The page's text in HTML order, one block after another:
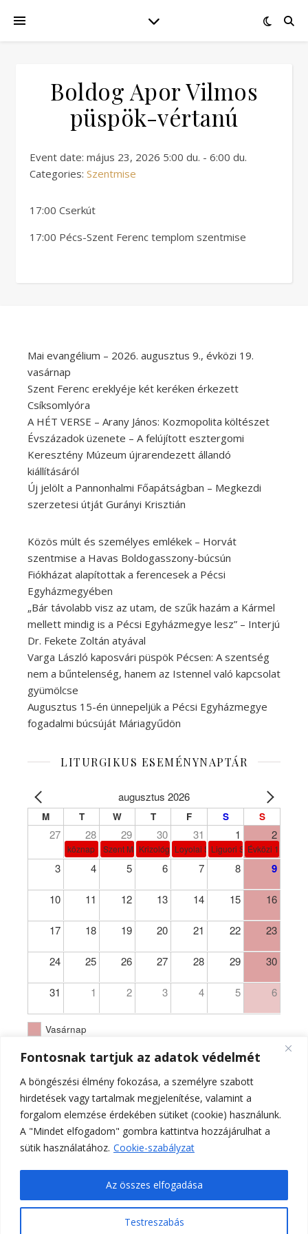
Fontosnak tartjuk az adatok védelmét
A böngészési élmény fokozása, a személyre szabott
hirdetések vagy tartalmak megjelenítése, valamint a
forgalom elemzése érdekében sütiket (cookie) használunk.
A "Mindet elfogadom" gombra kattintva hozzájárulhat a
sütik használatához. Cookie-szabályzat
Testreszabás
Az összes elfogadása
Boldog Apor Vilmos
püspök-vértanú
Event date: május 23, 2026 5:00 du. - 6:00 du.
Categories: Szentmise
17:00 Cserkút
17:00 Pécs-Szent Ferenc templom szentmise
Mai evangélium – 2026. augusztus 9., évközi 19.
vasárnap
Szent Ferenc ereklyéje két keréken érkezett
Csíksomlyóra
A HÉT VERSE – Arany János: Kozmopolita költészet
Évszázadok üzenete – A felújított esztergomi
Keresztény Múzeum újrarendezett állandó
kiállításáról
Új jelölt a Pannonhalmi Főapátságban – Megkezdi
szerzetesi útját Gurányi Krisztián
Közös múlt és személyes emlékek – Horvát
szentmise a Havas Boldogasszony-búcsún
Fiókházat alapítottak a ferencesek a Pécsi
Egyházmegyében
„Bár távolabb visz az utam, de szűk hazám a Kármel
mellett mindig is a Pécsi Egyházmegye lesz” – Interjú
Dr. Fekete Zoltán atyával
Varga László kaposvári püspök Pécsen: A szentség
nem a bűntelenség, hanem az Istennel való kapcsolat
gyümölcse
Augusztus 15-én ünnepeljük a Pécsi Egyházmegye
fogadalmi búcsúját Máriagyűdön
LITURGIKUS ESEMÉNYNAPTÁR
augusztus 2026
M T W T F S S
27 28 29 30 31 1 2
köznap Szent Márta, Mária és Lázár
Krizológ Szent Péter
Loyolai Szent IgnácLiguori Szent Alfonz pk-et.
Évközi 18.
3 4 5 6 7 8 9
10 11 12 13 14 15 16
17 18 19 20 21 22 23
24 25 26 27 28 29 30
31 1 2 3 4 5 6
Vasárnap